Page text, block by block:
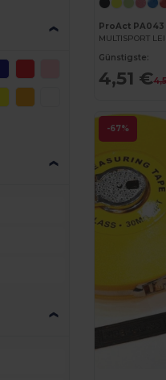
ProAct PA043
Günstigste:
4,51 €
-67%